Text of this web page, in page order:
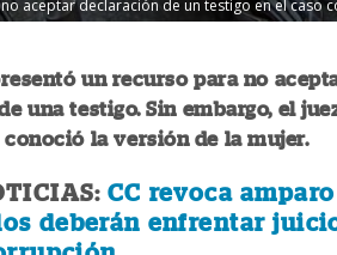
aceptar declaración de un testigo en el caso
un recurso para no
una testigo. Sin embargo, el
conoció la versión de la mujer.
CC revoca
deberán enfrentar